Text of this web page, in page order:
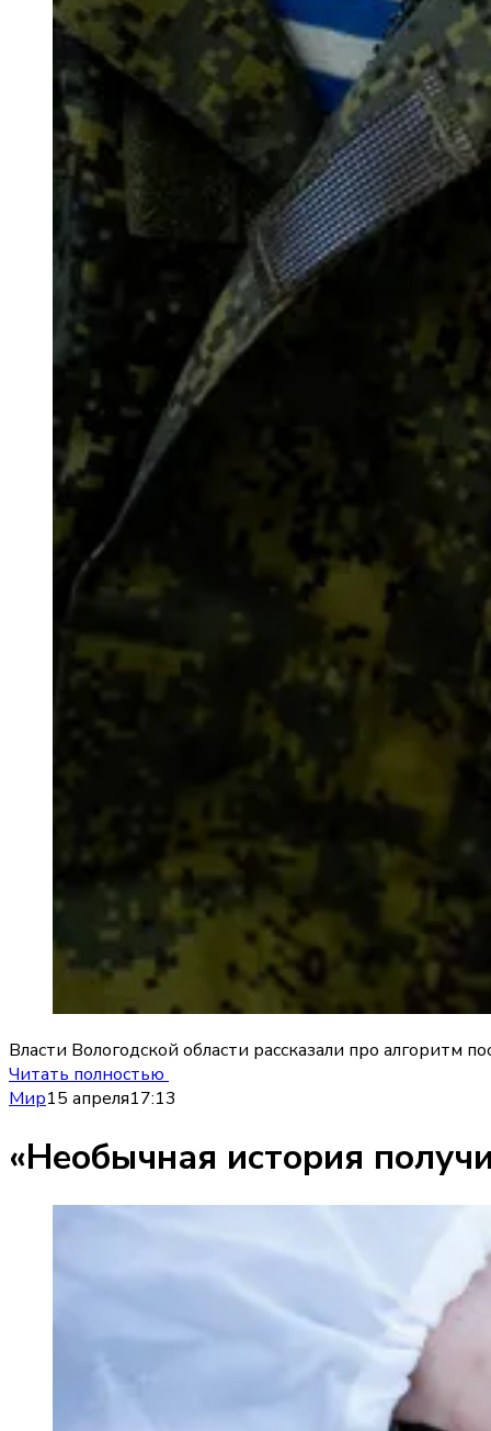
Власти Вологодской области рассказали про
Читать полностью
Мир15 апреля17:13
«Необычная история